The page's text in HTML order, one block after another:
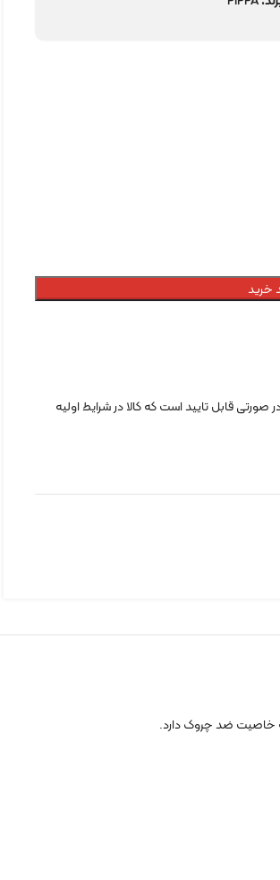
خرید
قابل تایید است که کالا در شرایط اولیه
خاصیت ضد چروک دارد.